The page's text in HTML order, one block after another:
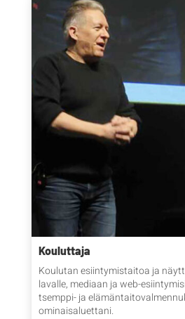
Kouluttaja
Koulutan esiintymistaitoa ja
lavalle, mediaan ja web-
tsemppi- ja
ominaisaluettani.